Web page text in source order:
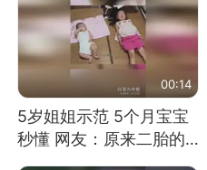
00:14
5岁姐姐示范 5个月宝宝
秒懂 网友：原来二胎的